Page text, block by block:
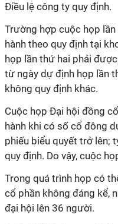
Điều lệ công ty quy định.
Trường hợp cuộc họp
hành theo quy định tại
họp lần thứ hai phải
từ ngày dự định họp lần
không quy định khác.
Cuộc họp Đại hội đồng
hành khi có số cổ đông
phiếu biểu quyết trở lên;
quy định. Do vậy, cuộc
Trong quá trình họp có
cổ phần không đáng kể,
đại hội lên 36 người.